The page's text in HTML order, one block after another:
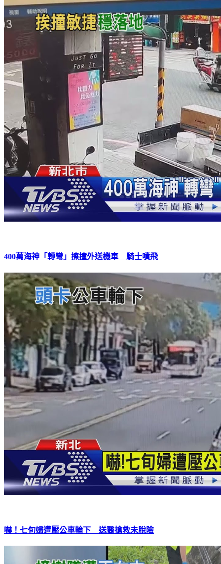
400萬海神「轉彎」擦撞外送機車 騎士噴飛
嚇！七旬婦遭壓公車輪下 送醫搶救未脫險